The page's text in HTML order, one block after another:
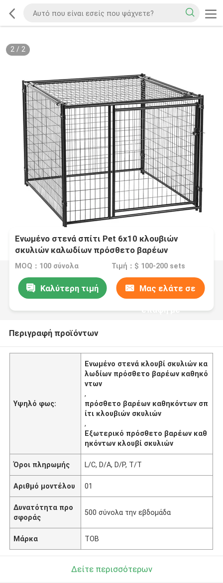
2/ 2
Ενωμένο στενά σπίτι Pet 6x10 κλουβιών
σκυλιών καλωδίων πρόσθετο βαρέων
καθηκόντων έξω
MOQ：100 σύνολα Τιμή：$ 100-200 sets
Καλύτερη τιμή Μας ελάτε σε
επαφή με
Περιγραφή προϊόντων
Υψηλό φως:
Ενωμένο στενά κλουβί σκυλιών κα
λωδίων πρόσθετο βαρέων καθηκό
ντων
,
πρόσθετο βαρέων καθηκόντων σπ
ίτι κλουβιών σκυλιών
,
Εξωτερικό πρόσθετο βαρέων καθ
ηκόντων κλουβί σκυλιών
Όροι πληρωμής L/C, D/A, D/P, T/T
Αριθμό μοντέλου 01
Δυνατότητα προ
σφοράς
500 σύνολα την εβδομάδα
Μάρκα TOB
Δείτε περισσότερων